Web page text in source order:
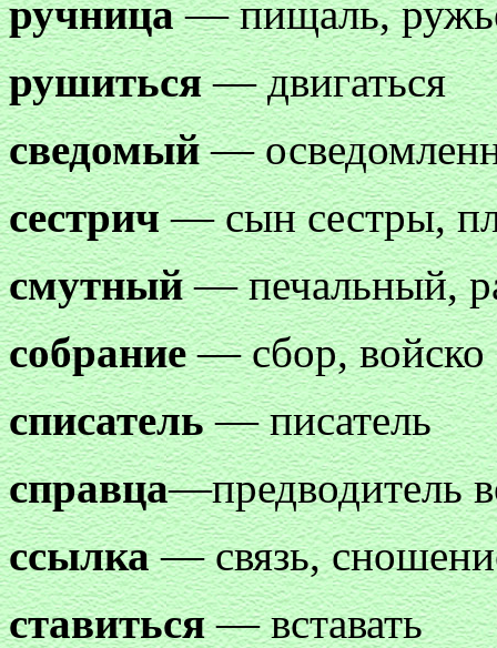
ручница— пищаль,
рушиться— двигаться
сведомый—
сестрич— сын сестры,
смутный— печальный,
собрание— сбор, войско
списатель— писатель
справца—предводитель
ссылка— связь,
ставиться— вставать